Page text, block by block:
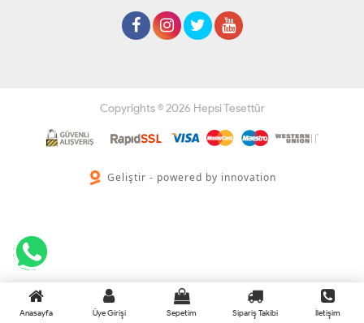
Copyrights © 2026 Hepsi Tesettür
Geliştir - powered by innovation
Anasayfa Üye Girişi Sepetim Sipariş Takibi İletişim